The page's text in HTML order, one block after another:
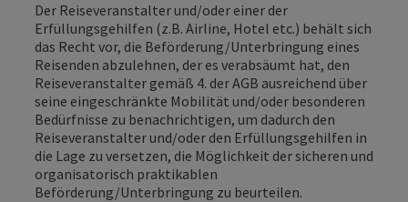
Der Reiseveranstalter und/oder einer der
Erfüllungsgehilfen (z.B. Airline, Hotel etc.) behält sich
das Recht vor, die Beförderung/Unterbringung eines
Reisenden abzulehnen, der es verabsäumt hat, den
Reiseveranstalter gemäß 4. der AGB ausreichend über
seine eingeschränkte Mobilität und/oder besonderen
Bedürfnisse zu benachrichtigen, um dadurch den
Reiseveranstalter und/oder den Erfüllungsgehilfen in
die Lage zu versetzen, die Möglichkeit der sicheren und
organisatorisch praktikablen
Beförderung/Unterbringung zu beurteilen.